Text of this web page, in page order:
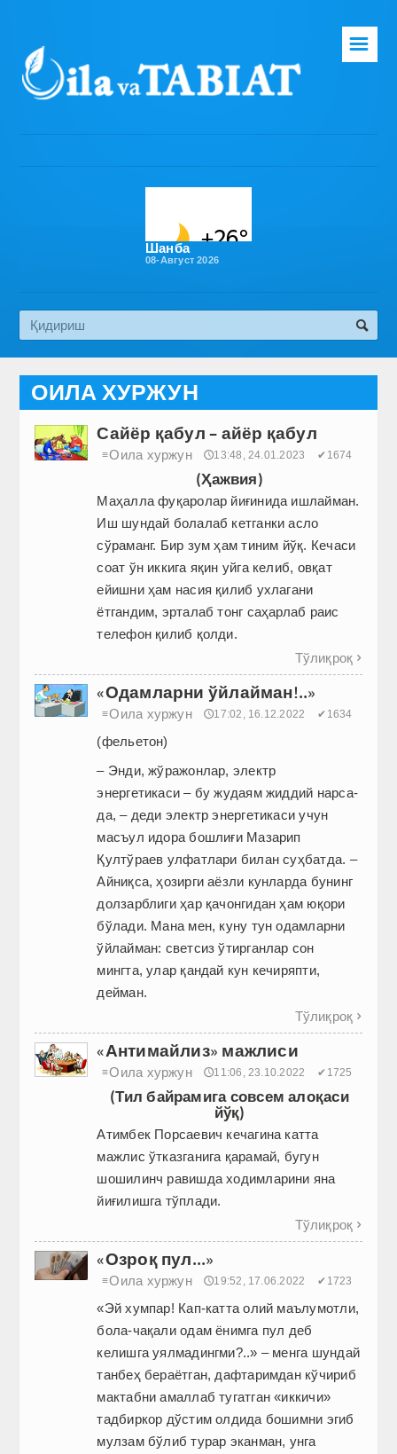
Бош саҳифа
Эко медиа
☰
Шанба
08-Август 2026
ОИЛА ХУРЖУН
Сайёр қабул – айёр қабул
≡Оила хуржун 🕔13:48, 24.01.2023 ✔1674
(Ҳажвия)
Маҳалла фуқаролар йиғинида ишлайман.
Иш шундай болалаб кетганки асло
сўраманг. Бир зум ҳам тиним йўқ. Кечаси
соат ўн иккига яқин уйга келиб, овқат
ейишни ҳам насия қилиб ухлагани
ётгандим, эрталаб тонг саҳарлаб раис
телефон қилиб қолди.
Тўлиқроқ 
«Одамларни ўйлайман!..»
≡Оила хуржун 🕔17:02, 16.12.2022 ✔1634
(фельетон)
– Энди, жўражонлар, электр
энергетикаси – бу жудаям жиддий нарса-
да, – деди электр энергетикаси учун
масъул идора бошлиғи Мазарип
Қултўраев улфатлари билан суҳбатда. –
Айниқса, ҳозирги аёзли кунларда бунинг
долзарблиги ҳар қачонгидан ҳам юқори
бўлади. Мана мен, куну тун одамларни
ўйлайман: светсиз ўтирганлар сон
мингта, улар қандай кун кечиряпти,
дейман.
Тўлиқроқ 
«Антимайлиз» мажлиси
≡Оила хуржун 🕔11:06, 23.10.2022 ✔1725
(Тил байрамига совсем алоқаси
йўқ)
Атимбек Порсаевич кечагина катта
мажлис ўтказганига қарамай, бугун
шошилинч равишда ходимларини яна
йиғилишга тўплади.
Тўлиқроқ 
«Озроқ пул...»
≡Оила хуржун 🕔19:52, 17.06.2022 ✔1723
«Эй хумпар! Кап-катта олий маълумотли,
бола-чақали одам ёнимга пул деб
келишга уялмадингми?..» – менга шундай
танбеҳ бераётган, дафтаримдан кўчириб
мактабни амаллаб тугатган «иккичи»
тадбиркор дўстим олдида бошимни эгиб
мулзам бўлиб турар эканман, унга